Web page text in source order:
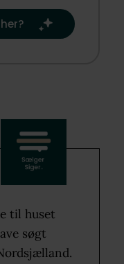
til huset
søgt